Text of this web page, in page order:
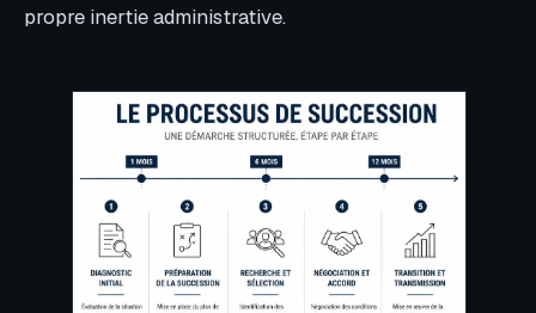
propre inertie administrative.